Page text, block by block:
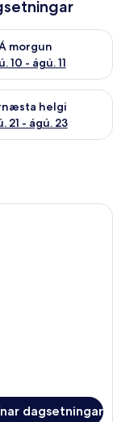
morgun
10 - ágú. 11
á morgun
helgi
21 - ágú. 23
þarnæstu
Seaview King |
dagsetningar